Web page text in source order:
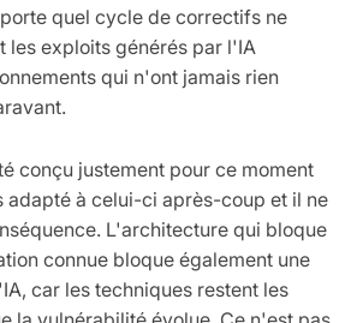
quel cycle de correctifs ne
les exploits générés par l'IA
qui n'ont jamais rien
conçu justement pour ce moment
adapté à celui-ci après-coup et il ne
L'architecture qui bloque
connue bloque également une
car les techniques restent les